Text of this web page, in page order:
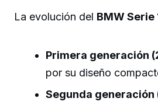
La evolución del BMW Serie
Primera generación
por su diseño
Segunda generación